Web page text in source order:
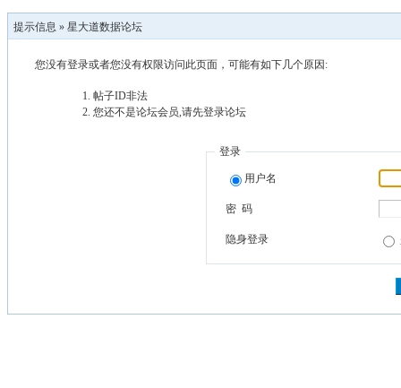
提示信息 » 星大道数据论坛
您没有登录或者您没有权限访问此页面，可能有如下几个原因:
帖子ID非法
您还不是论坛会员,请先登录论坛
登录
用户名
密 码
隐身登录